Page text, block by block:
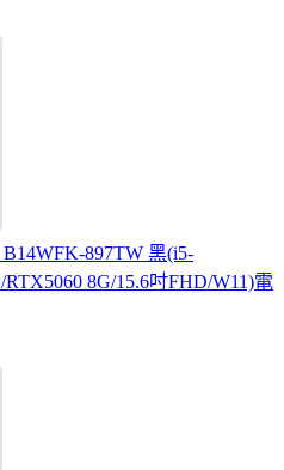
897TW 黑(i5-
8G/15.6吋FHD/W11)電